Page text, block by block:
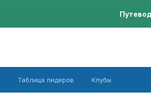
Таблица лидеров Клубы